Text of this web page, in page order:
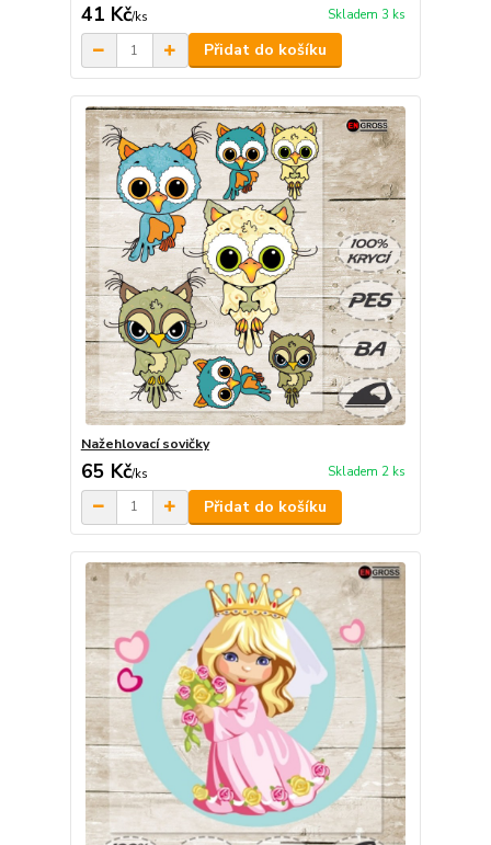
41 Kč/ks Skladem 3 ks
Přidat do košíku
Nažehlovací sovičky
65 Kč/ks Skladem 2 ks
Přidat do košíku